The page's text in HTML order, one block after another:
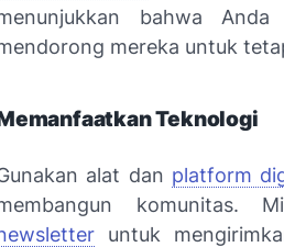
bahwa
mereka untuk
Teknologi
alat dan platform
komunitas.
untuk